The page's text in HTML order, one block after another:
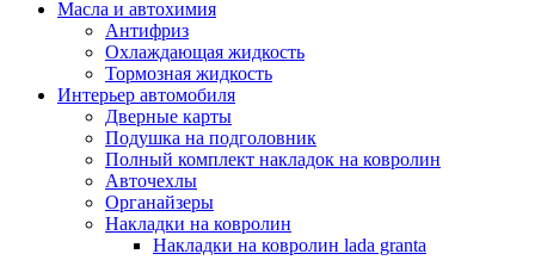
Масла и автохимия
Антифриз
Охлаждающая жидкость
Тормозная жидкость
Интерьер автомобиля
Дверные карты
Подушка на подголовник
Полный комплект накладок на ковролин
Авточехлы
Органайзеры
Накладки на ковролин
Накладки на ковролин lada granta